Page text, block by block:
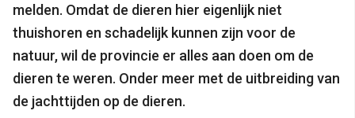
melden. Omdat de dieren hier eigenlijk niet
thuishoren en schadelijk kunnen zijn voor de
natuur, wil de provincie er alles aan doen om de
dieren te weren. Onder meer met de uitbreiding van
de jachttijden op de dieren.